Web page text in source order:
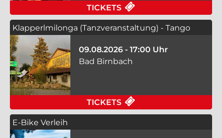
TICKETS
Klapperlmilonga (Tanzveranstaltung) - Tango
Nuevo
09.08.2026 - 17:00 Uhr
Bad Birnbach
TICKETS
E-Bike Verleih